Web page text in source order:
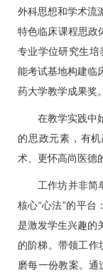
外科思想和学术流
特色临床课程思政
专业学位研究生培
能考试基地构建临
药大学教学成果奖。
在教学实践中
的思政元素，有
术、更怀高尚医德
工作坊并非简
核心“心法”的平台
是激发学生兴趣的
的阶梯。带领工作
磨每一份教案。通